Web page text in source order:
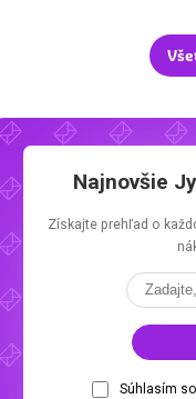
Najnovšie
Získajte prehľad o
Súhlasím so